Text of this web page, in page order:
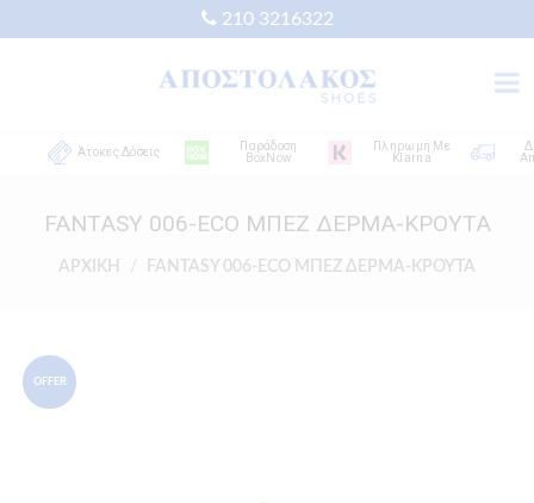
210 3216322
Άτοκες Δόσεις
Παράδοση
BoxNow
Πληρωμή Με
Klarna
FANTASY 006-ECO ΜΠΕΖ ΔΕΡΜΑ-ΚΡΟΥΤΑ
ΑΡΧΙΚΗ FANTASY 006-ECO ΜΠΕΖ ΔΕΡΜΑ-ΚΡΟΥΤΑ
OFFER